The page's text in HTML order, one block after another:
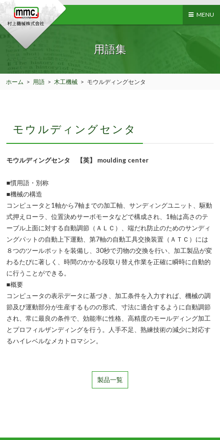
MENU
用語集
ホーム > 用語 > 木工機械 > モウルディングセンタ
モウルディングセンタ
モウルディングセンタ 【英】 moulding center
■慣用語・別称
■機械の構造
コンピュータと1軸から7軸までの加工軸、サンディングユニット、駆動
式押えローラ、位置決めサーボモータなどで構成され、1軸は高さのテ
ーブル上面に対する自動調節（ＡＬＣ）、端だれ防止のためのサンディ
ングパットの自動上下運動、第7軸の自動工具交換装置（ＡＴＣ）には
８つのツールポットを装備し、30秒で刃物の交換を行い、加工製品が変
わるたびに著しく、時間のかかる段取り替え作業を正確に瞬時に自動的
に行うことができる。
■概要
コンピュータの表示データに基づき、加工条件を入力すれば、機械の調
節及び運動部分が生産するものの形式、寸法に適合するように自動調節
され、常に最良の条件で、効能率に性格、高精度のモールディング加工
とプロフィルザンディングを行う。人手不足、熟練技術の減少に対応す
るハイレベルなメカトロマシン。
製品一覧